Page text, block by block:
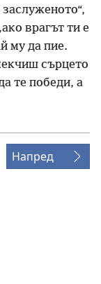
врагът ти е
му да пие.
сърцето
те победи, а
Напред